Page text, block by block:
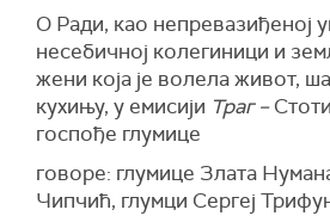
О Ради, као непревазиђеној
несебичној колегиници и
жени која је волела живот,
кухињу, у емисији Траг –
госпође глумице
говоре: глумице Злата
Чипчић, глумци Сергеј